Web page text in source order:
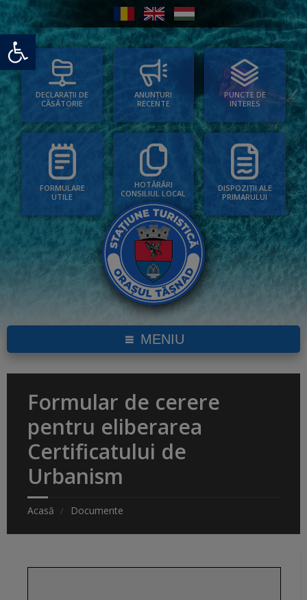
Deschide bara de unelte
DECLARAȚII DE
CĂSĂTORIE
ANUNȚURI
RECENTE
PUNCTE DE
INTERES
FORMULARE
UTILE
HOTĂRÂRI
CONSILIUL LOCAL
DISPOZIȚII ALE
PRIMARULUI
MENIU
Formular de cerere
pentru eliberarea
Certificatului de
Urbanism
Acasă Documente